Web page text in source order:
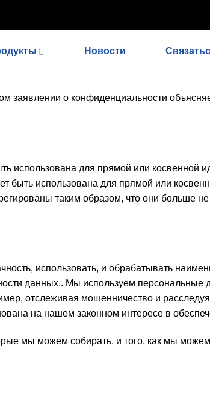
Новости
заявлении о конфиденциальности
использована для прямой или косвенной
использована для прямой или
таким образом, что они больше
использовать, и обрабатывать
данных.. Мы используем персональные
отслеживая мошенничество и
на нашем законном интересе в
мы можем собирать, и того, как мы можем